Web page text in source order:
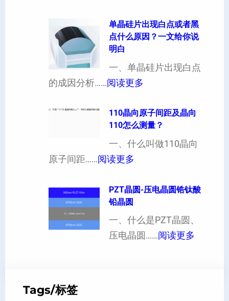
定
制
（
也
以
定
超
薄
硅
晶
向
各
向
度
响
单晶硅片出现白点或者黑
点什么原因？一文给你说
明白
一、单晶硅片出现白点
的成因分析……阅读更多
晶
硅
片
白
或
者
110晶向原子间距及晶向
110怎么测量？
一、什么叫做110晶向
原子间距……阅读更多
1
晶
向
PZT晶圆-压电晶圆锆钛酸
铅晶圆
一、什么是PZT晶圆、
压电晶圆……阅读更多
Tags/标签